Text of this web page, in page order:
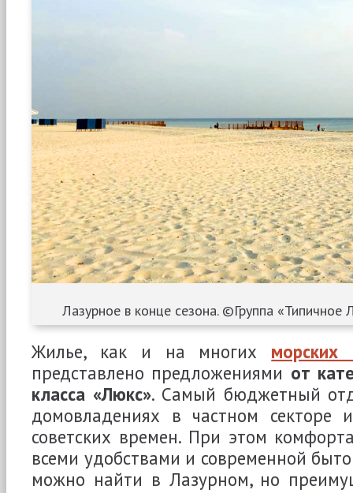
Лазурное в конце сезона. ©Группа «Типичное
Жилье, как и на многих морских
представлено предложениями от
класса «Люкс». Самый бюджетный
домовладениях в частном секторе
советских времен. При этом
всеми удобствами и современной
можно найти в Лазурном, но